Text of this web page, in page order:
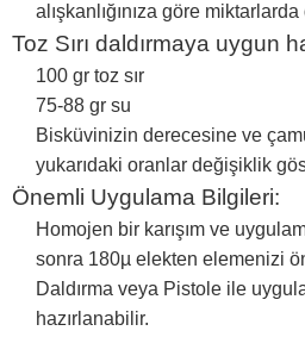
alışkanlığınıza göre
Toz Sırı daldırmaya uygun
100 gr toz sır
75-88 gr su
Bisküvinizin derecesine ve
yukarıdaki oranlar değişiklik
Önemli Uygulama Bilgileri:
Homojen bir karışım ve
sonra 180µ elekten elemenizi
Daldırma veya Pistole ile
hazırlanabilir.